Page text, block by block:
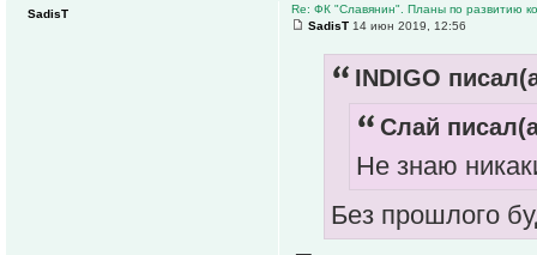
Re: ФК "Славянин". Планы по развитию
SadisT 14 июн 2019, 12:56
INDIGO
Слай
Не знаю
Без прошлого
SadisT